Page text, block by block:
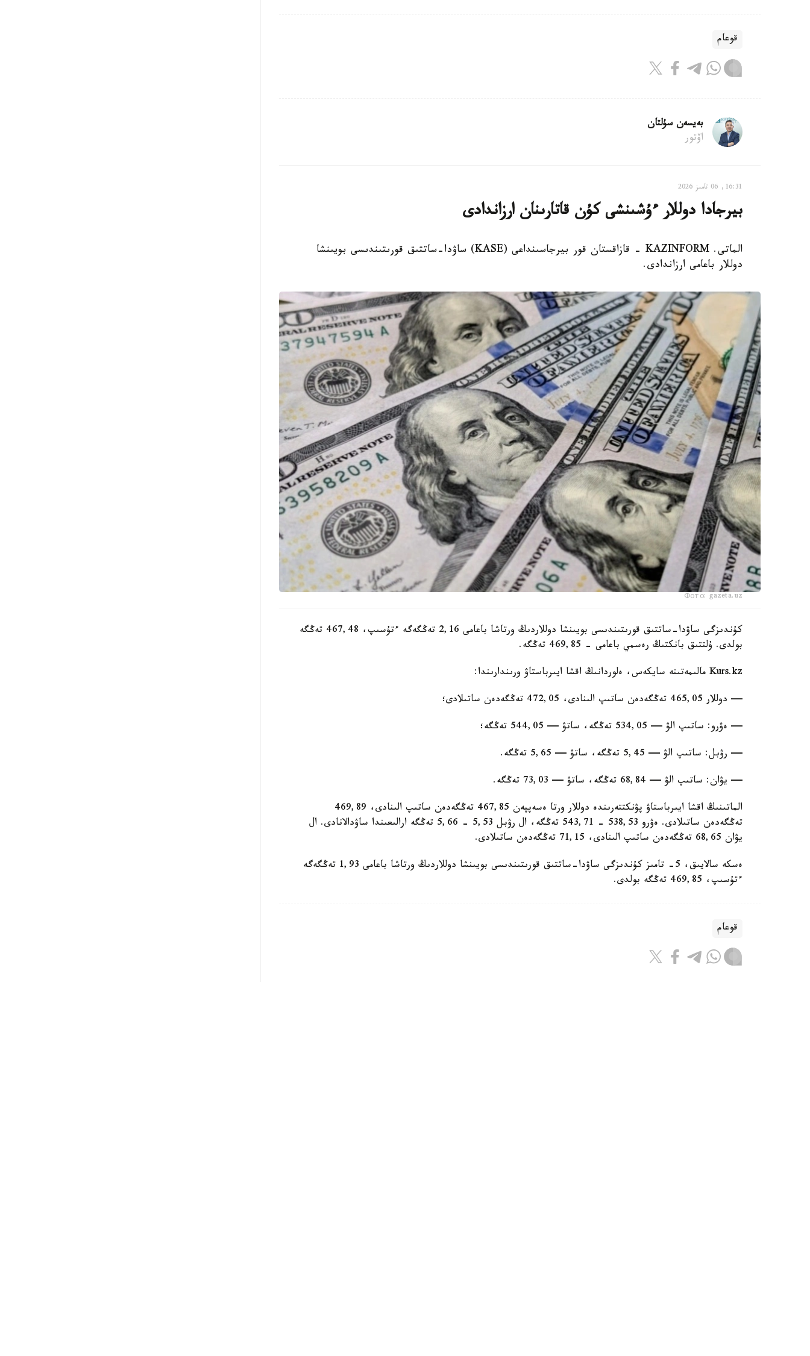
قوعام
بەيسەن سۇلتان
اۆتور
16:31, 06 تامىز 2026
بيرجادا دوللار ءۇشىنشى كۇن قاتارىنان ارزاندادى
الماتى. KAZINFORM - قازاقستان قور بيرجاسىنداعى (KASE) ساۋدا-ساتتىق قورىتىندىسى بويىنشا
دوللار باعامى ارزاندادى.
Фото: gazeta.uz
كۇندىزگى ساۋدا-ساتتىق قورىتىندىسى بويىنشا دوللاردىڭ ورتاشا باعامى 2,16 تەڭگەگە ءتۇسىپ، 467,48 تەڭگە
بولدى. ۇلتتىق بانكتىڭ رەسمي باعامى - 469,85 تەڭگە.
Kurs.kz مالىمەتىنە سايكەس، ەلوردانىڭ اقشا ايىرباستاۋ ورىندارىندا:
— دوللار 465,05 تەڭگەدەن ساتىپ الىنادى، 472,05 تەڭگەدەن ساتىلادى؛
— ەۋرو: ساتىپ الۋ — 534,05 تەڭگە، ساتۋ — 544,05 تەڭگە؛
— رۋبل: ساتىپ الۋ — 5,45 تەڭگە، ساتۋ — 5,65 تەڭگە.
— يۋان: ساتىپ الۋ — 68,84 تەڭگە، ساتۋ — 73,03 تەڭگە.
الماتىنىڭ اقشا ايىرباستاۋ پۋنكتتەرىندە دوللار ورتا ەسەپپەن 467,85 تەڭگەدەن ساتىپ الىنادى، 469,89
تەڭگەدەن ساتىلادى. ەۋرو 538,53 - 543,71 تەڭگە، ال رۋبل 5,53 - 5,66 تەڭگە ارالىعىندا ساۋدالانادى. ال
يۋان 68,65 تەڭگەدەن ساتىپ الىنادى، 71,15 تەڭگەدەن ساتىلادى.
ەسكە سالايىق، 5- تامىز كۇندىزگى ساۋدا-ساتتىق قورىتىندىسى بويىنشا دوللاردىڭ ورتاشا باعامى 1,93 تەڭگەگە
ءتۇسىپ، 469,85 تەڭگە بولدى.
قوعام